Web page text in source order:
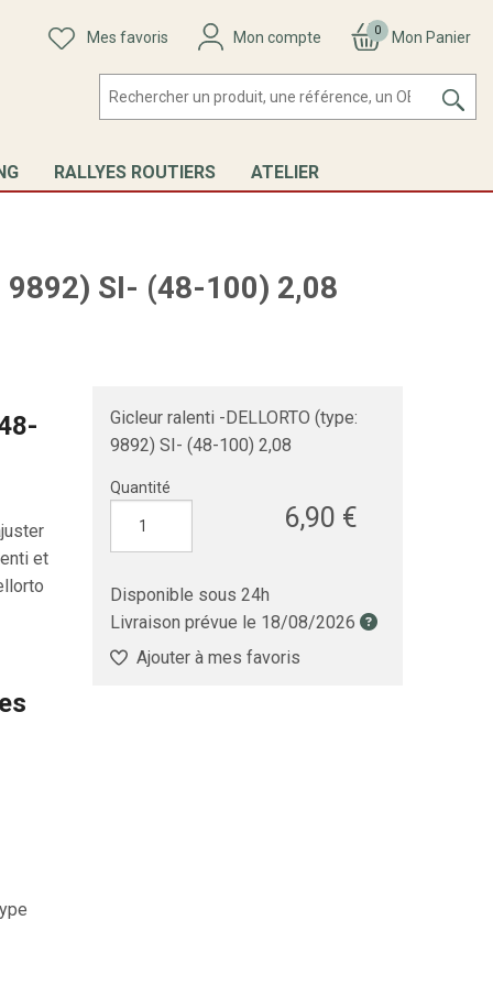
Mes favoris Mon compte 0 Mon Panier
RALLYES ROUTIERS ATELIER
SI- (48-100) 2,08
Gicleur ralenti -DELLORTO (type:
9892) SI- (48-100) 2,08
Quantité
6,90 €
Disponible sous 24h
Livraison prévue le 18/08/2026
Ajouter à mes favoris
et